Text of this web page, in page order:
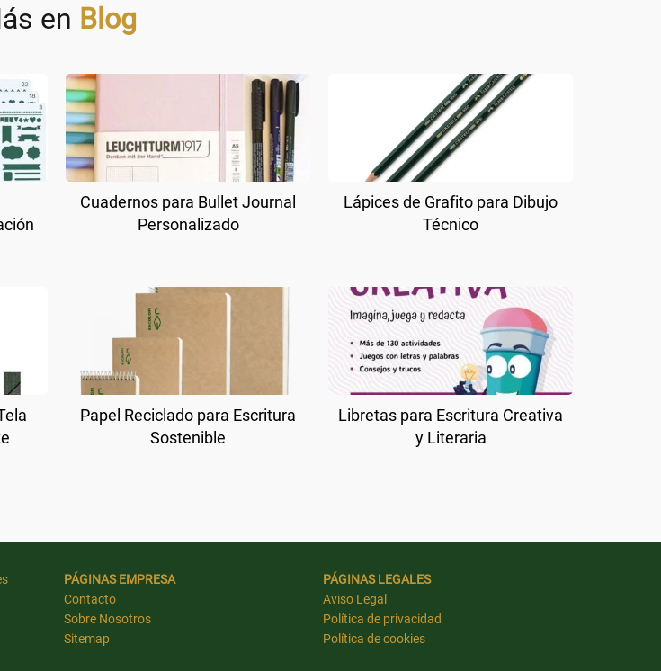
en Blog
Cuadernos para Bullet Journal
Personalizado
Lápices de Grafito para Dibujo
Técnico
Papel Reciclado para Escritura
Sostenible
Libretas para Escritura Creativa
y Literaria
PÁGINAS EMPRESA
Contacto
Sobre Nosotros
Sitemap
PÁGINAS LEGALES
Aviso Legal
Política de privacidad
Política de cookies